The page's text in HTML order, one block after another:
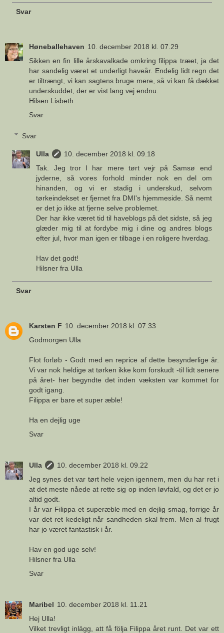
Svar
Høneballehaven 10. december 2018 kl. 07.29
Sikken en fin lille årskavalkade omkring filippa træet, ja det
har sandelig været et underligt haveår. Endelig lidt regn det
er tiltrængt, vi kan sagtens bruge mere, så vi kan få dækket
underskuddet, der er vist lang vej endnu.
Hilsen Lisbeth
Svar
Svar
Ulla
10. december 2018 kl. 09.18
Tak. Jeg tror I har mere tørt vejr på Samsø end
jyderne, så vores forhold minder nok en del om
hinanden, og vi er stadig i underskud, selvom
tørkeindekset er fjernet fra DMI's hjemmeside. Så nemt
er det jo ikke at fjerne selve problemet.
Der har ikke været tid til haveblogs på det sidste, så jeg
glæder mig til at fordybe mig i dine og andres blogs
efter jul, hvor man igen er tilbage i en roligere hverdag.
Hav det godt!
Hilsner fra Ulla
Svar
Karsten F 10. december 2018 kl. 07.33
Godmorgen Ulla
Flot forløb - Godt med en reprice af dette besynderlige år.
Vi var nok heldige at tørken ikke kom forskudt -til lidt senere
på året- her begyndte det inden væksten var kommet for
godt igang.
Filippa er bare et super æble!
Ha en dejlig uge
Svar
Ulla
10. december 2018 kl. 09.22
Jeg synes det var tørt hele vejen igennem, men du har ret i
at det meste nåede at rette sig op inden løvfald, og det er jo
altid godt.
I år var Filippa et superæble med en dejlig smag, forrige år
var det ret kedeligt når sandheden skal frem. Men al frugt
har jo været fantastisk i år.
Hav en god uge selv!
Hilsner fra Ulla
Svar
Maribel 10. december 2018 kl. 11.21
Hej Ulla!
Vilket trevligt inlägg, att få följa Filippa året runt. Det var ett